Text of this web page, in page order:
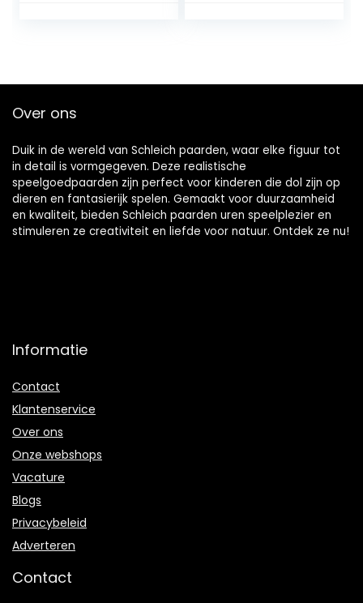
Over ons
Duik in de wereld van Schleich paarden, waar elke figuur tot
in detail is vormgegeven. Deze realistische
speelgoedpaarden zijn perfect voor kinderen die dol zijn op
dieren en fantasierijk spelen. Gemaakt voor duurzaamheid
en kwaliteit, bieden Schleich paarden uren speelplezier en
stimuleren ze creativiteit en liefde voor natuur. Ontdek ze nu!
Informatie
Contact
Klantenservice
Over ons
Onze webshops
Vacature
Blogs
Privacybeleid
Adverteren
Contact